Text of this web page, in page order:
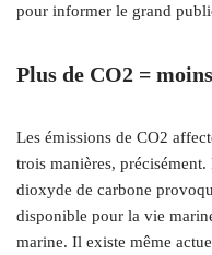
pour informer le grand
Plus de CO2 =
Les émissions de CO2
trois manières,
dioxyde de carbone
disponible pour la vie
marine. Il existe même